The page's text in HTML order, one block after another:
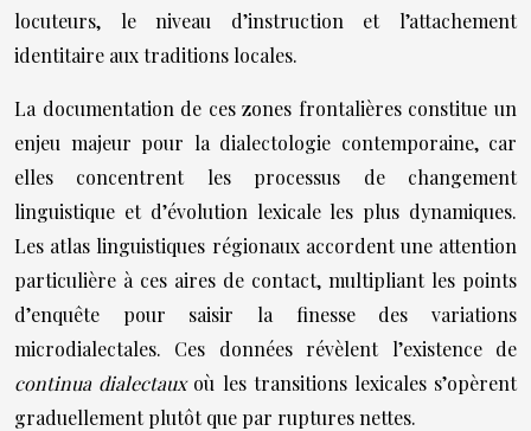
locuteurs, le niveau d’instruction et l’attachement
identitaire aux traditions locales.
La documentation de ces zones frontalières constitue un
enjeu majeur pour la dialectologie contemporaine, car
elles concentrent les processus de changement
linguistique et d’évolution lexicale les plus dynamiques.
Les atlas linguistiques régionaux accordent une attention
particulière à ces aires de contact, multipliant les points
d’enquête pour saisir la finesse des variations
microdialectales. Ces données révèlent l’existence de
continua dialectauxoù les transitions lexicales s’opèrent
graduellement plutôt que par ruptures nettes.